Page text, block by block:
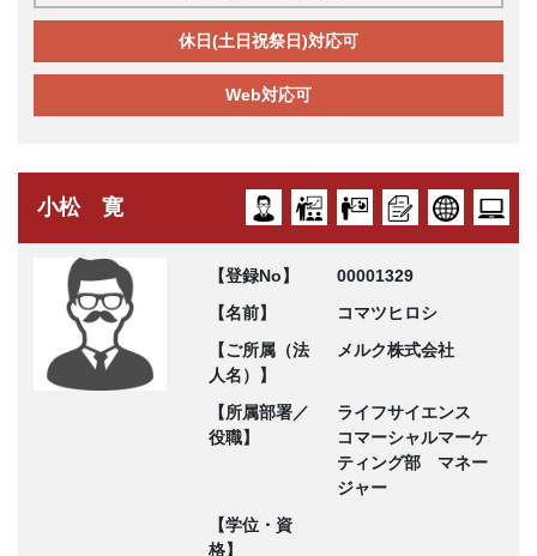
休日(土日祝祭日)対応可
Web対応可
小松 寛
【登録No】
00001329
【名前】
コマツヒロシ
【ご所属（法
人名）】
メルク株式会社
【所属部署／
役職】
ライフサイエンス
コマーシャルマーケ
ティング部 マネー
ジャー
【学位・資
格】